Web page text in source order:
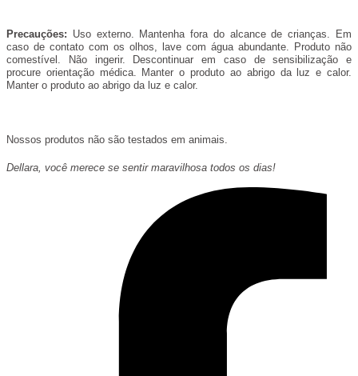
Precauções: Uso externo. Mantenha fora do alcance de crianças. Em
caso de contato com os olhos, lave com água abundante. Produto não
comestível. Não ingerir. Descontinuar em caso de sensibilização e
procure orientação médica. Manter o produto ao abrigo da luz e calor.
Manter o produto ao abrigo da luz e calor.
Nossos produtos não são testados em animais.
Dellara, você merece se sentir maravilhosa todos os dias!